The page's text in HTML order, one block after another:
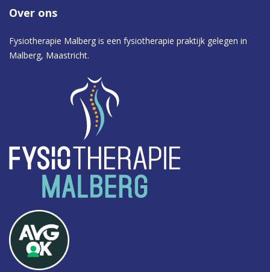
Over ons
Fysiotherapie Malberg is een fysiotherapie praktijk gelegen in
Malberg, Maastricht.